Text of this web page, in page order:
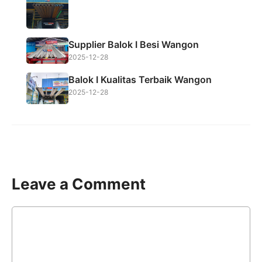
Supplier Balok I Besi Wangon
2025-12-28
Balok I Kualitas Terbaik Wangon
2025-12-28
Leave a Comment
Comment